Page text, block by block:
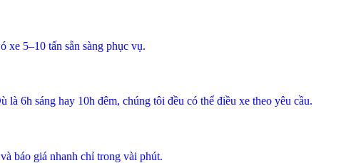
xe 5–10 tấn sẵn sàng phục vụ.
6h sáng hay 10h đêm, chúng tôi đều có thể điều xe theo yêu cầu.
báo giá nhanh chỉ trong vài phút.